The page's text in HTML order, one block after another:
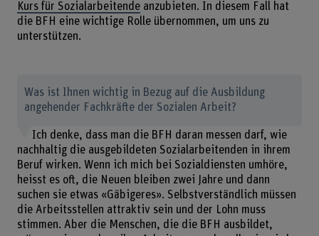
Kurs für Sozialarbeitendeanzubieten. In diesem Fall hat
die BFH eine wichtige Rolle übernommen, um uns zu
unterstützen.
Was ist Ihnen wichtig in Bezug auf die Ausbildung
angehender Fachkräfte der Sozialen Arbeit?
Ich denke, dass man die BFH daran messen darf, wie
nachhaltig die ausgebildeten Sozialarbeitenden in ihrem
Beruf wirken. Wenn ich mich bei Sozialdiensten umhöre,
heisst es oft, die Neuen bleiben zwei Jahre und dann
suchen sie etwas «Gäbigeres». Selbstverständlich müssen
die Arbeitsstellen attraktiv sein und der Lohn muss
stimmen. Aber die Menschen, die die BFH ausbildet,